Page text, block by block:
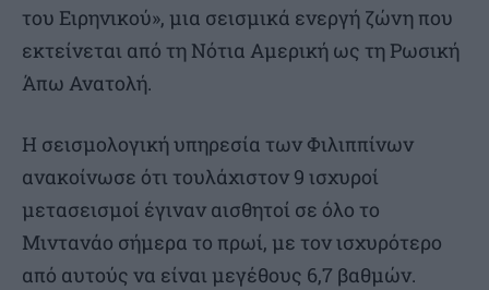
του Ειρηνικού», μια σεισμικά ενεργή ζώνη που
εκτείνεται από τη Νότια Αμερική ως τη Ρωσική
Άπω Ανατολή.
Η σεισμολογική υπηρεσία των Φιλιππίνων
ανακοίνωσε ότι τουλάχιστον 9 ισχυροί
μετασεισμοί έγιναν αισθητοί σε όλο το
Μιντανάο σήμερα το πρωί, με τον ισχυρότερο
από αυτούς να είναι μεγέθους 6,7 βαθμών.